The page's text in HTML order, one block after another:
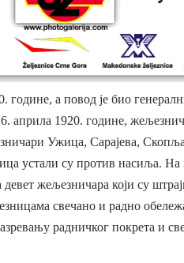
године, а повод је био
априла 1920. године,
Ужица, Сарајева,
устали су против насиља.
девет жељезничара који су
свечано и радно
радничког покрета и